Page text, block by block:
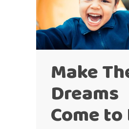
Make
Dreams
Come